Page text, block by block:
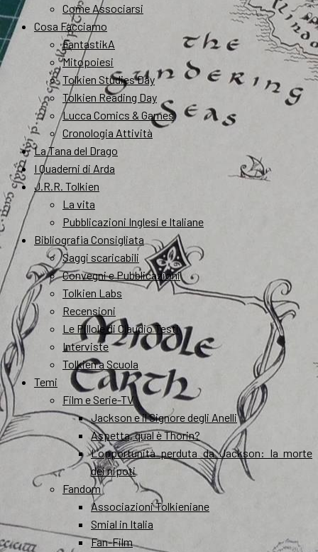
Come Associarsi
Cosa Facciamo
FantastikA
Mitopoiesi
Tolkien Studies Day
Tolkien Reading Day
Lucca Comics & Games
Cronologia Attività
La Tana del Drago
I Quaderni di Arda
J.R.R. Tolkien
La vita
Pubblicazioni Inglesi e Italiane
Bibliografia Consigliata
Saggi scaricabili
Convegni e Pubblicazioni
Tolkien Labs
Recensioni
Le Pillole di Claudio Testi
Interviste
Tolkien a Scuola
Temi
Film e Serie-TV
Jackson e il Signore degli Anelli
Aspetta, qual è Thorin?
L’opportunità perduta da Jackson: la morte
dei nipoti
Fandom
Associazioni Tolkieniane
Smial in Italia
Fan-Film